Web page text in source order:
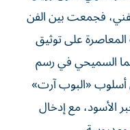
المعاصرة على توثيق
السميحي في رسم
أسلوب «البوب آرت»
الأسود، مع إدخال
ومدروسة.